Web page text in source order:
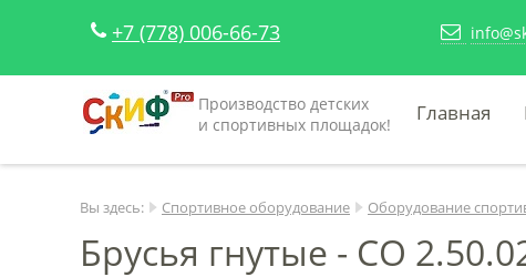
+7 (778) 006-66-73
Производство детских
и спортивных площадок!
Главная
Вы здесь: Спортивное оборудование Оборудование
Брусья гнутые - СО